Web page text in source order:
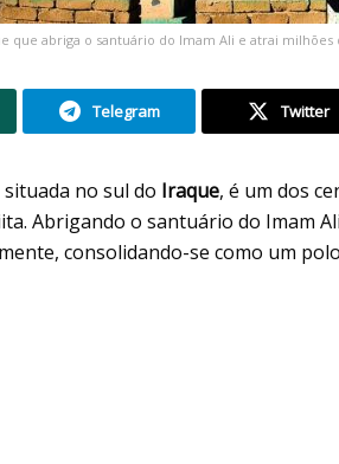
que abriga o santuário do Imam Ali e atrai
Telegram Twitter
situada no sul do Iraque, é um dos
Abrigando o santuário do Imam
consolidando-se como um